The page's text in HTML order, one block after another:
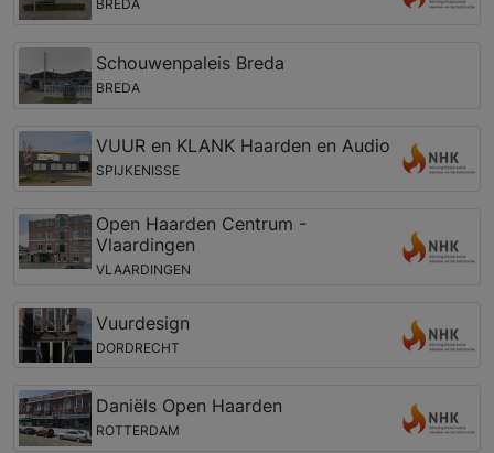
BREDA
Schouwenpaleis Breda
BREDA
VUUR en KLANK Haarden en Audio
SPIJKENISSE
Open Haarden Centrum -
Vlaardingen
VLAARDINGEN
Vuurdesign
DORDRECHT
Daniëls Open Haarden
ROTTERDAM